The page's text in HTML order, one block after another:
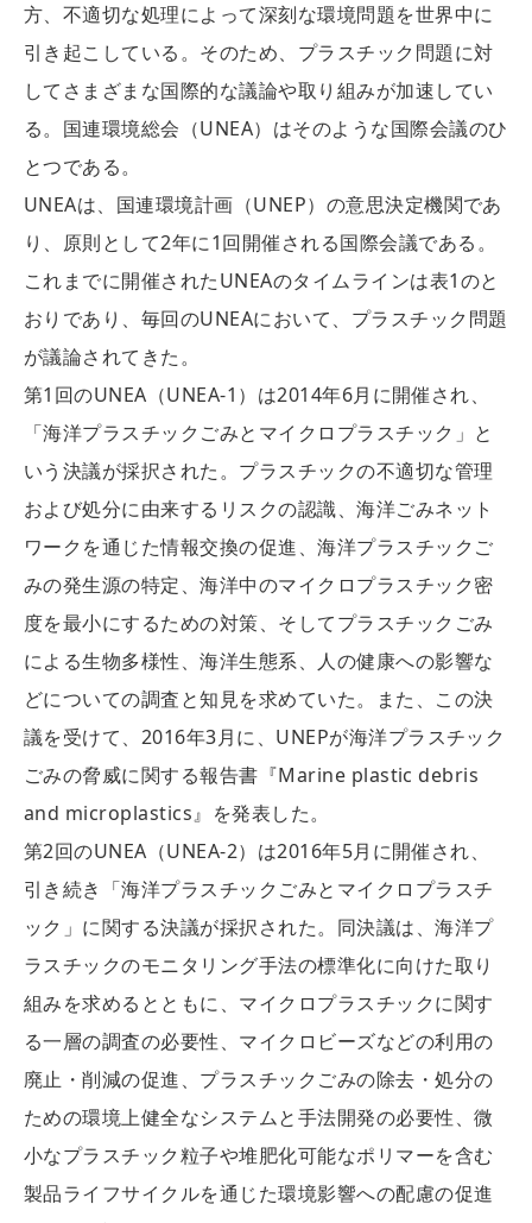
方、不適切な処理によって深刻な環境問題を世界中に
引き起こしている。そのため、プラスチック問題に対
してさまざまな国際的な議論や取り組みが加速してい
る。国連環境総会（UNEA）はそのような国際会議のひ
とつである。
UNEAは、国連環境計画（UNEP）の意思決定機関であ
り、原則として2年に1回開催される国際会議である。
これまでに開催されたUNEAのタイムラインは表1のと
おりであり、毎回のUNEAにおいて、プラスチック問題
が議論されてきた。
第1回のUNEA（UNEA-1）は2014年6月に開催され、
「海洋プラスチックごみとマイクロプラスチック」と
いう決議が採択された。プラスチックの不適切な管理
および処分に由来するリスクの認識、海洋ごみネット
ワークを通じた情報交換の促進、海洋プラスチックご
みの発生源の特定、海洋中のマイクロプラスチック密
度を最小にするための対策、そしてプラスチックごみ
による生物多様性、海洋生態系、人の健康への影響な
どについての調査と知見を求めていた。また、この決
議を受けて、2016年3月に、UNEPが海洋プラスチック
ごみの脅威に関する報告書『Marine plastic debris
and microplastics』を発表した。
第2回のUNEA（UNEA-2）は2016年5月に開催され、
引き続き「海洋プラスチックごみとマイクロプラスチ
ック」に関する決議が採択された。同決議は、海洋プ
ラスチックのモニタリング手法の標準化に向けた取り
組みを求めるとともに、マイクロプラスチックに関す
る一層の調査の必要性、マイクロビーズなどの利用の
廃止・削減の促進、プラスチックごみの除去・処分の
ための環境上健全なシステムと手法開発の必要性、微
小なプラスチック粒子や堆肥化可能なポリマーを含む
製品ライフサイクルを通じた環境影響への配慮の促進